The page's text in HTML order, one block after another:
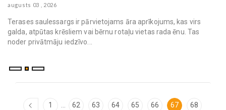
augusts 03 , 2026
Terases saulessargs ir pārvietojams āra aprīkojums, kas virs
galda, atpūtas krēsliem vai bērnu rotaļu vietas rada ēnu. Tas
noder privātmāju iedzīvo...
1 62 63 64 65 66 67
68